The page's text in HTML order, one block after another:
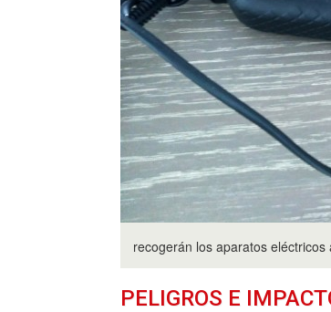
recogerán los aparatos
PELIGROS E